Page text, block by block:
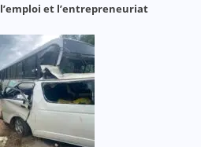
l’emploi et l’entrepreneuriat